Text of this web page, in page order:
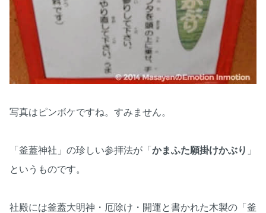
写真はピンボケですね。すみません。
「釜蓋神社」の珍しい参拝法が「 かまふた願掛けかぶり 」
というものです。
社殿には釜蓋大明神・厄除け・開運と書かれた木製の「釜